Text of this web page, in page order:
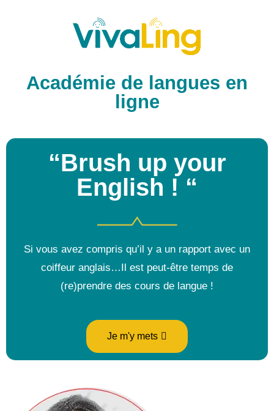
Académie de langues en
ligne
“Brush up your
English ! “
Si vous avez compris qu’il y a un rapport avec un
coiffeur anglais…Il est peut-être temps de
(re)prendre des cours de langue !
Je m'y mets